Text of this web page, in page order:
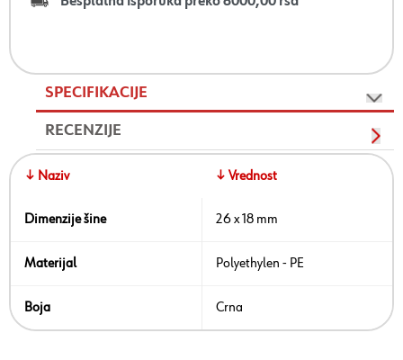
SPECIFIKACIJE
RECENZIJE
↓ Naziv ↓ Vrednost
Dimenzije šine 26 x 18 mm
Materijal Polyethylen - PE
Boja Crna